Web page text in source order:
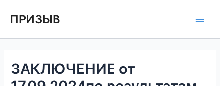
ПРИЗЫВ
ЗАКЛЮЧЕНИЕ от
по